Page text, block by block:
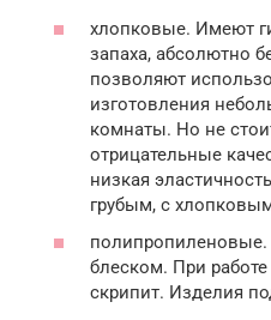
хлопковые. Имеют
запаха, абсолютно
позволяют
изготовления
комнаты. Но не
отрицательные
низкая
грубым, с
блеском. При
скрипит. Изделия